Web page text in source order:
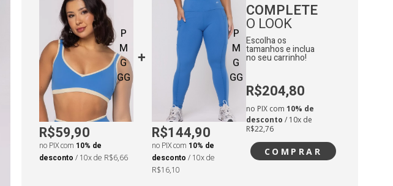
R$59,90
no PIX com 10% de
desconto / 10x de R$6,66
P
M
G
GG
R$144,90
no PIX com 10% de
desconto / 10x de
R$16,10
P
M
G
GG
COMPLETE
O LOOK
Escolha os
tamanhos e inclua
no seu carrinho!
R$204,80
no PIX com 10% de
desconto / 10x de
R$22,76
COMPRAR